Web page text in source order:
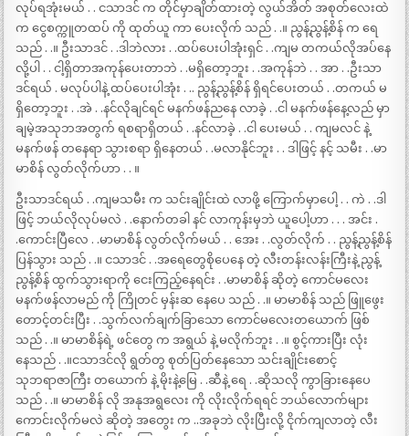
လုပ်ရအုံးမယ် . . ငသာဒင် က တိုင်မှာချိတ်ထားတဲ့ လွယ်အိတ် အစုတ်လေးထဲ
က ငွေစက္ကူတထပ် ကို ထုတ်ယူ ကာ ပေးလိုက် သည် . .။ ညွန့်ညွန့်စိန် က ရေ
သည် . .။ ဦးသာဒင် . .ဒါဘဲလား . .ထပ်ပေးပါအုံးရှင် . .ကျမ တကယ်လိုအပ်နေ
လို့ပါ . . ငါ့ရှိတာအကုန်ပေးတာဘဲ . .မရှိတော့ဘူး . .အကုန်ဘဲ . . အာ . .ဦးသာ
ဒင်ရယ် . မလုပ်ပါနဲ့ ထပ်ပေးပါအုံး . .. ညွန့်ညွန့်စိန် ရှိရင်ပေးတယ် . .တကယ် မ
ရှိတော့ဘူး . .အဲ . .နင်လိုချင်ရင် မနက်ဖန်ညနေ လာခဲ့ . .ငါ မနက်ဖန်နေ့လည် မှာ
ချမဲ့အသုဘအတွက် ရစရာရှိတယ် . .နင်လာခဲ့ . .ငါ ပေးမယ် . . ကျမလင် နဲ့
မနက်ဖန် တနေရာ သွားစရာ ရှိနေတယ် . .မလာနိုင်ဘူး . . ဒါဖြင့် နင့် သမီး . .မာ
မာစိန် လွတ်လိုက်ဟာ . . ။
ဦးသာဒင်ရယ် . .ကျမသမီး က သင်းချိုင်းထဲ လာဖို့ ကြောက်မှာပေါ့ . . ကဲ . .ဒါ
ဖြင့် ဘယ်လိုလုပ်မလဲ . .နောက်တခါ နင် လာကုန်းမှဘဲ ယူပေါ့ဟာ . . . အင်း .
.ကောင်းပြီလေ . .မာမာစိန် လွတ်လိုက်မယ် . . အေး . .လွတ်လိုက် . . ညွန့်ညွန့်စိန်
ပြန်သွား သည် . .။ ငသာဒင် . .အရေတွေစိုပေနေ တဲ့ လီးတန်းလန်းကြီးနဲ့ ညွန့်
ညွန့်စိန် ထွက်သွားရာကို ငေးကြည့်နေရင်း . .မာမာစိန် ဆိုတဲ့ ကောင်မလေး
မနက်ဖန်လာမည် ကို ကြိုတင် မှန်းဆ နေပေ သည် . .။ မာမာစိန် သည် ဖြူဖွေး
တောင့်တင်းပြီး . .သွက်လက်ချက်ခြာသော ကောင်မလေးတယောက် ဖြစ်
သည် . .။ မာမာစိန်ရဲ့ ဖင်တွေ က အရွယ် နဲ့ မလိုက်ဘူး . .။ စွင့်ကားပြီး လုံး
နေသည် . .။ငသာဒင်လို ရွတ်တွ စုတ်ပြတ်နေသော သင်းချိုင်းစောင့်
သုဘရာဇာကြီး တယောက် နဲ့ မိုးနဲ့မြေ . .ဆီနဲ့ ရေ . .ဆိုသလို ကွာခြားနေပေ
သည် . .။ မာမာစိန် လို အနုအရွလေး ကို လိုးလိုက်ရရင် ဘယ်လောက်များ
ကောင်းလိုက်မလဲ ဆိုတဲ့ အတွေး က ..အခုဘဲ လိုးပြီးလို့ ငိုက်ကျလာတဲ့ လီး